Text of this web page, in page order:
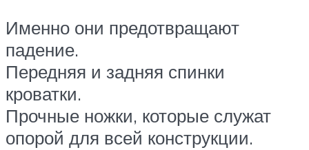
Именно они предотвращают
падение.
Передняя и задняя спинки
кроватки.
Прочные ножки, которые служат
опорой для всей конструкции.